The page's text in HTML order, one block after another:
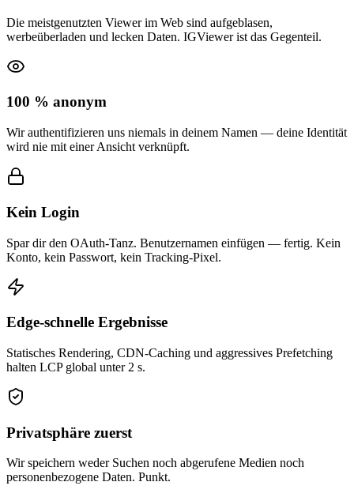
Die meistgenutzten Viewer im Web sind aufgeblasen,
werbeüberladen und lecken Daten. IGViewer ist das Gegenteil.
100 % anonym
Wir authentifizieren uns niemals in deinem Namen — deine Identität
wird nie mit einer Ansicht verknüpft.
Kein Login
Spar dir den OAuth-Tanz. Benutzernamen einfügen — fertig. Kein
Konto, kein Passwort, kein Tracking-Pixel.
Edge-schnelle Ergebnisse
Statisches Rendering, CDN-Caching und aggressives Prefetching
halten LCP global unter 2 s.
Privatsphäre zuerst
Wir speichern weder Suchen noch abgerufene Medien noch
personenbezogene Daten. Punkt.